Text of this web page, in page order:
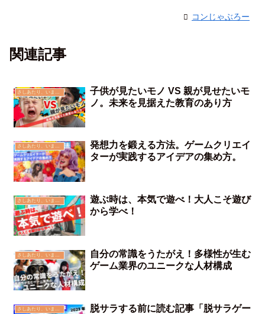
コンじゃぶろー
関連記事
子供が見たいモノ VS 親が見せたいモ
ノ。未来を見据えた教育のあり方
さしあたり、いま思う事
発想力を鍛える方法。ゲームクリエイ
ターが実践するアイデアの集め方。
さしあたり、いま思う事
遊ぶ時は、本気で遊べ！大人こそ遊び
から学べ！
自分の常識をうたがえ！多様性が生む
ゲーム業界のユニークな人材構成
さしあたり、いま思う事
脱サラする前に読む記事「脱サラゲー